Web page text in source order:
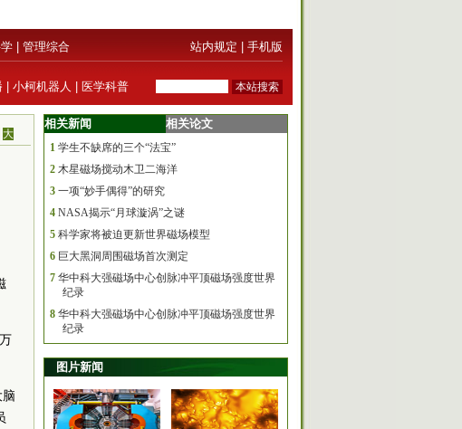
管理综合 站内规定 手机版
小柯机器人 医学科普
大
相关新闻 相关论文
1 学生不缺席的三个“法宝”
2 木星磁场搅动木卫二海洋
3 一项“妙手偶得”的研究
4 NASA揭示“月球漩涡”之谜
5 科学家将被迫更新世界磁场模型
6 巨大黑洞周围磁场首次测定
7 华中科大强磁场中心创脉冲平顶磁场强度世界
纪录
8 华中科大强磁场中心创脉冲平顶磁场强度世界
纪录
图片新闻